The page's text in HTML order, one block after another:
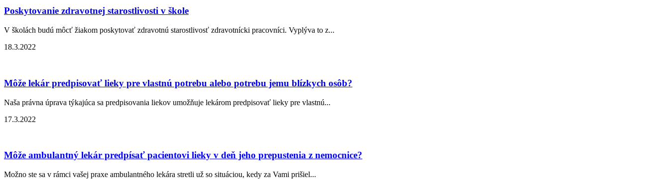
Poskytovanie zdravotnej starostlivosti v škole
V školách budú môcť žiakom poskytovať zdravotnú starostlivosť zdravotnícki pracovníci. Vyplýva to z...
18.3.2022
Môže lekár predpisovať lieky pre vlastnú potrebu alebo potrebu jemu blízkych osôb?
Naša právna úprava týkajúca sa predpisovania liekov umožňuje lekárom predpisovať lieky pre vlastnú...
17.3.2022
Môže ambulantný lekár predpísať pacientovi lieky v deň jeho prepustenia z nemocnice?
Možno ste sa v rámci vašej praxe ambulantného lekára stretli už so situáciou, kedy za Vami prišiel...